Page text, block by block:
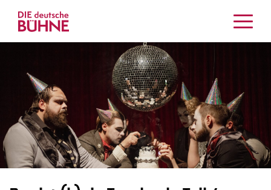
Musiktheater
Tanz
Crossover
Bühnenwelt
Festivals & Veranstaltungen
Menschen & Theater